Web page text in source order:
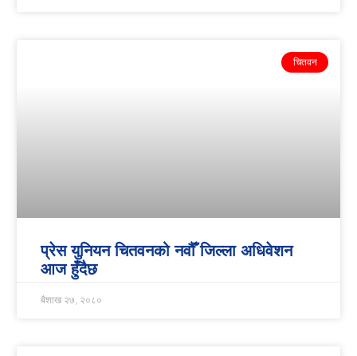
चितवन
प्रेस युनियन चितवनको नवौँ जिल्ला अधिवेशन
आज हुँदैछ
बैशाख २७, २०८०